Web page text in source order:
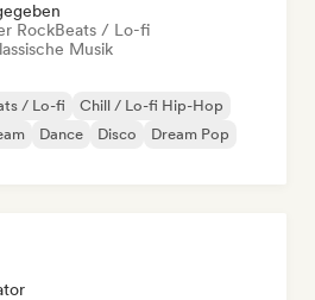
RockBeats / Lo-fi
Musik
/ Lo-fi
Chill / Lo-fi Hip-Hop
Dance Disco
Dream Pop